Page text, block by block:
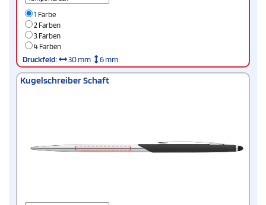
1 Farbe
2 Farben
3 Farben
4 Farben
Druckfeld: 30 mm 6 mm
Kugelschreiber Schaft